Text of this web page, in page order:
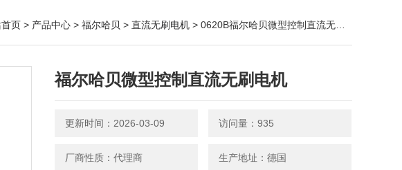
页 > 产品中心 > 福尔哈贝 > 直流无刷电机 > 0620B福尔哈贝微型控制直流无刷电机
福尔哈贝微型控制直流无刷电机
更新时间：2026-03-09 访问量：935
厂商性质：代理商 生产地址：德国